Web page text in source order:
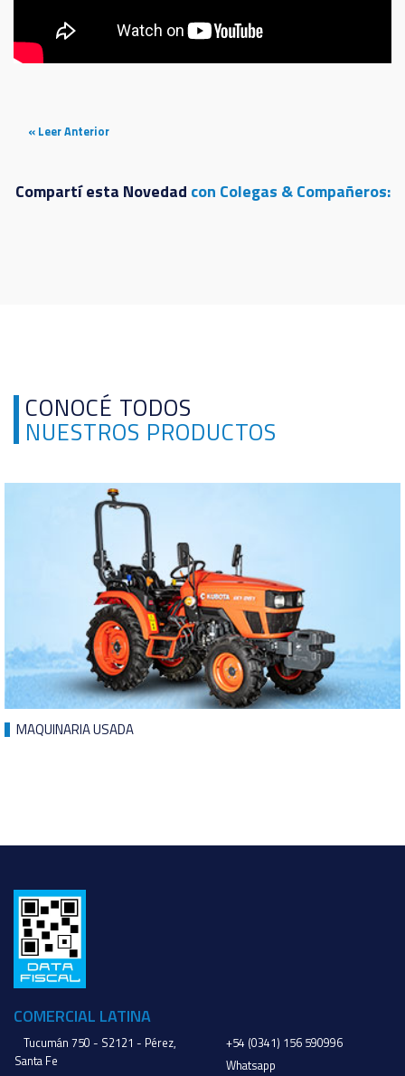
« Leer Anterior
Compartí esta Novedad con Colegas & Compañeros:
CONOCÉ TODOS
NUESTROS PRODUCTOS
MAQUINARIA USADA
COMERCIAL LATINA
Tucumán 750 - S2121 - Pérez,
Santa Fe
+54 (0341) 156 590996
Whatsapp